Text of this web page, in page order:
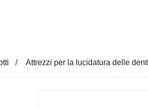
Attrezzi per la lucidatura delle